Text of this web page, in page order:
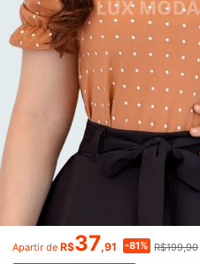
Apartir de R$37,91 -81% R$199,90